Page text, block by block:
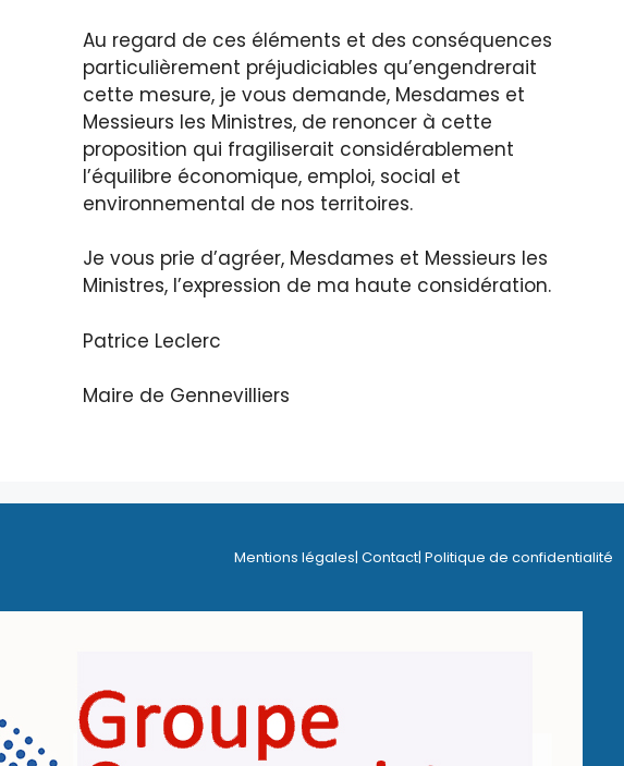
Au regard de ces éléments et des conséquences
particulièrement préjudiciables qu’engendrerait
cette mesure, je vous demande, Mesdames et
Messieurs les Ministres, de renoncer à cette
proposition qui fragiliserait considérablement
l’équilibre économique, emploi, social et
environnemental de nos territoires.
Je vous prie d’agréer, Mesdames et Messieurs les
Ministres, l’expression de ma haute considération.
Patrice Leclerc
Maire de Gennevilliers
Mentions légales| Contact| Politique de confidentialité